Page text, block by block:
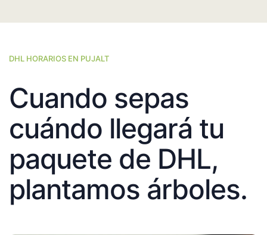
DHL HORARIOS EN PUJALT
Cuando sepas
cuándo llegará tu
paquete de DHL,
plantamos árboles.